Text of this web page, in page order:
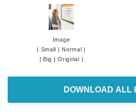
Image
| Small | Normal |
| Big |Original |
DOWNLOAD ALL